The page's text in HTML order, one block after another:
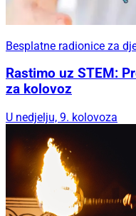
Besplatne radionice za
Rastimo uz STEM:
za kolovoz
U nedjelju, 9. kolovoza